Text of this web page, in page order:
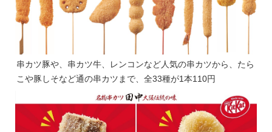
串カツ豚や、串カツ牛、レンコンなど人気の串カツから、たら
こや豚しそなど通の串カツまで、全33種が1本110円